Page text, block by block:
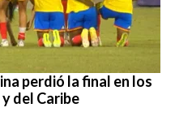
perdió la final en los
del Caribe